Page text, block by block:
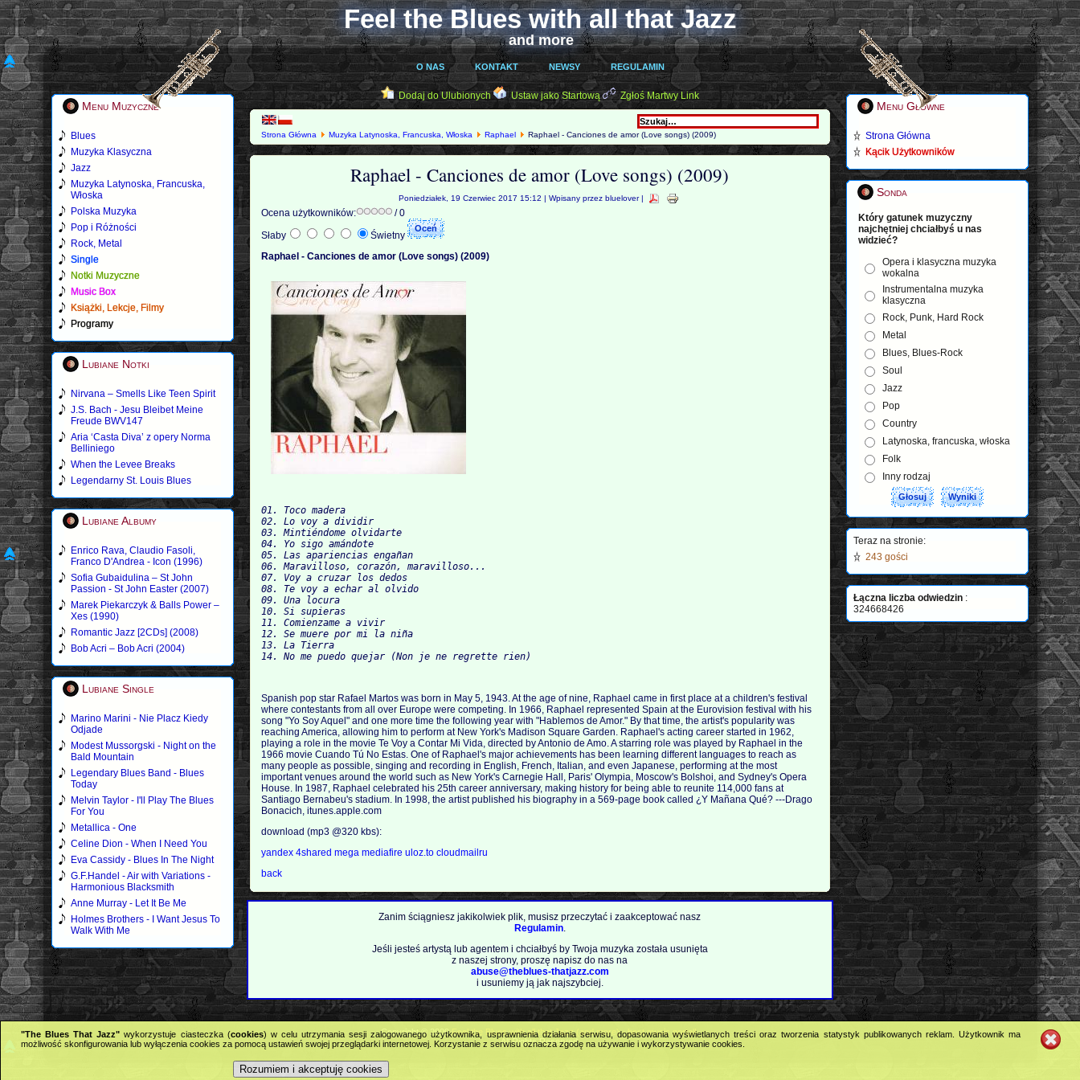
Feel the Blues with all that Jazz
and more
O NAS KONTAKT NEWSY REGULAMIN
Menu Muzyczne
Blues
Muzyka Klasyczna
Jazz
Muzyka Latynoska, Francuska,
Włoska
Polska Muzyka
Pop i Różności
Rock, Metal
Single
Notki Muzyczne
Music Box
Książki, Lekcje, Filmy
Programy
Lubiane Notki
Nirvana – Smells Like Teen Spirit
J.S. Bach - Jesu Bleibet Meine
Freude BWV147
Aria ‘Casta Diva’ z opery Norma
Belliniego
When the Levee Breaks
Legendarny St. Louis Blues
Lubiane Albumy
Enrico Rava, Claudio Fasoli,
Franco D'Andrea - Icon (1996)
Sofia Gubaidulina – St John
Passion - St John Easter (2007)
Marek Piekarczyk & Balls Power –
Xes (1990)
Romantic Jazz [2CDs] (2008)
Bob Acri – Bob Acri (2004)
Lubiane Single
Marino Marini - Nie Placz Kiedy
Odjade
Modest Mussorgski - Night on the
Bald Mountain
Legendary Blues Band - Blues
Today
Melvin Taylor - I'll Play The Blues
For You
Metallica - One
Celine Dion - When I Need You
Eva Cassidy - Blues In The Night
G.F.Handel - Air with Variations -
Harmonious Blacksmith
Anne Murray - Let It Be Me
Holmes Brothers - I Want Jesus To
Walk With Me
Dodaj do Ulubionych Ustaw jako Startową Zgłoś Martwy Link
Strona Główna Muzyka Latynoska, Francuska, Włoska Raphael Raphael - Canciones de amor (Love songs) (2009)
Raphael - Canciones de amor (Love songs) (2009)
Poniedziałek, 19 Czerwiec 2017 15:12 | Wpisany przez bluelover |
Ocena użytkowników:
/ 0
Słaby
Świetny
Raphael - Canciones de amor (Love songs) (2009)
01. Toco madera
02. Lo voy a dividir
03. Mintiéndome olvidarte
04. Yo sigo amándote
05. Las apariencias engañan
06. Maravilloso, corazón, maravilloso...
07. Voy a cruzar los dedos
08. Te voy a echar al olvido
09. Una locura
10. Si supieras
11. Comienzame a vivir
12. Se muere por mi la niña
13. La Tierra
Spanish pop star Rafael Martos was born in May 5, 1943. At the age of nine, Raphael came in first place at a children's festival
where contestants from all over Europe were competing. In 1966, Raphael represented Spain at the Eurovision festival with his
song "Yo Soy Aquel" and one more time the following year with "Hablemos de Amor." By that time, the artist's popularity was
reaching America, allowing him to perform at New York's Madison Square Garden. Raphael's acting career started in 1962,
playing a role in the movie Te Voy a Contar Mi Vida, directed by Antonio de Amo. A starring role was played by Raphael in the
1966 movie Cuando Tú No Estas. One of Raphael's major achievements has been learning different languages to reach as
many people as possible, singing and recording in English, French, Italian, and even Japanese, performing at the most
important venues around the world such as New York's Carnegie Hall, Paris' Olympia, Moscow's Bolshoi, and Sydney's Opera
House. In 1987, Raphael celebrated his 25th career anniversary, making history for being able to reunite 114,000 fans at
Santiago Bernabeu's stadium. In 1998, the artist published his biography in a 569-page book called ¿Y Mañana Qué? ---Drago
Bonacich, itunes.apple.com
download (mp3 @320 kbs):
yandex4sharedmegamediafire uloz.tocloudmailru
back
Zanim ściągniesz jakikolwiek plik, musisz przeczytać i zaakceptować nasz
Regulamin.
Jeśli jesteś artystą lub agentem i chciałbyś by Twoja muzyka została usunięta
z naszej strony, proszę napisz do nas na
abuse@theblues-thatjazz.com
i usuniemy ją jak najszybciej.
Menu Główne
Strona Główna
Kącik Użytkowników
Sonda
Który gatunek muzyczny
najchętniej chciałbyś u nas
widzieć?
Opera i klasyczna muzyka
wokalna
Instrumentalna muzyka
klasyczna
Rock, Punk, Hard Rock
Metal
Blues, Blues-Rock
Soul
Jazz
Pop
Country
Latynoska, francuska, włoska
Folk
Inny rodzaj
Teraz na stronie:
243 gości
Łączna liczba odwiedzin :
324668426
"The Blues That Jazz" wykorzystuje ciasteczka (cookies) w celu utrzymania sesji zalogowanego użytkownika, usprawnienia działania serwisu, dopasowania wyświetlanych treści oraz tworzenia statystyk publikowanych reklam. Użytkownik ma
możliwość skonfigurowania lub wyłączenia cookies za pomocą ustawień swojej przeglądarki internetowej. Korzystanie z serwisu oznacza zgodę na używanie i wykorzystywanie cookies.
Rozumiem i akceptuję cookies
Copyright © 2009Feel the Blues with all that Jazz (and more) - best music portal!.
All Rights Reserved.